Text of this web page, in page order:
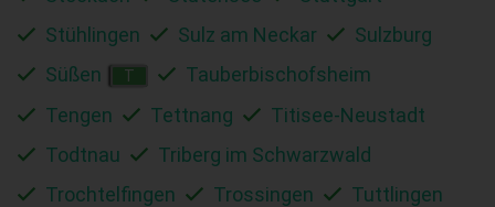
Stühlingen
Sulz am Neckar
Sulzburg
Süßen
T
Tauberbischofsheim
Tengen
Tettnang
Titisee-Neustadt
Todtnau
Triberg im Schwarzwald
Trochtelfingen
Trossingen
Tuttlingen